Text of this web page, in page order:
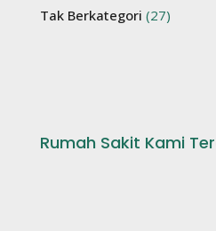
Tak Berkategori (27)
Rumah Sakit Kami